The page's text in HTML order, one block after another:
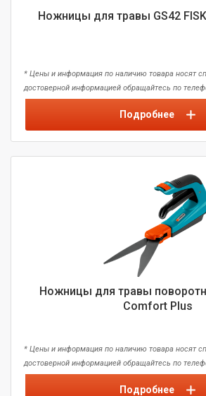
Ножницы для травы GS42
* Цены и информация по наличию товара носят
достоверной информацией обращайтесь по
Подробнее
Ножницы для травы
Comfort Plus
* Цены и информация по наличию товара носят
достоверной информацией обращайтесь по
Подробнее